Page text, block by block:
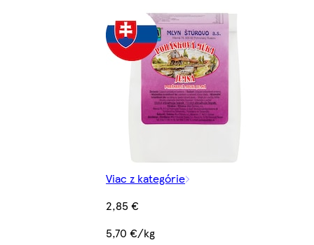
Viac z kategórie
2,85 €
5,70 €/kg